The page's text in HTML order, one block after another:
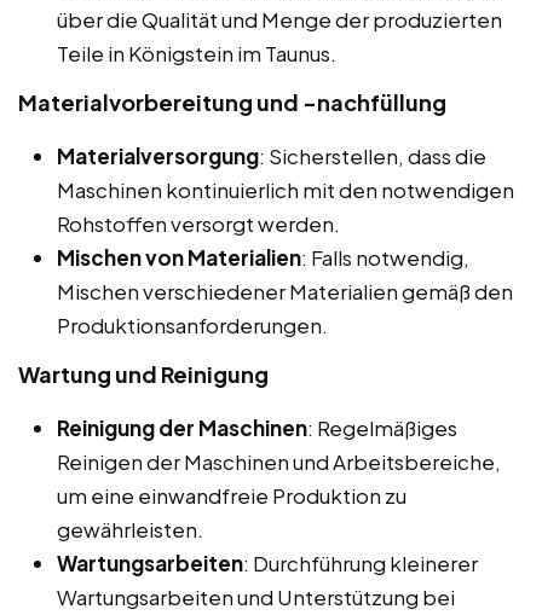
über die Qualität und Menge der produzierten
Teile in Königstein im Taunus.
Materialvorbereitung und -nachfüllung
Materialversorgung: Sicherstellen, dass die
Maschinen kontinuierlich mit den notwendigen
Rohstoffen versorgt werden.
Mischen von Materialien: Falls notwendig,
Mischen verschiedener Materialien gemäß den
Produktionsanforderungen.
Wartung und Reinigung
Reinigung der Maschinen: Regelmäßiges
Reinigen der Maschinen und Arbeitsbereiche,
um eine einwandfreie Produktion zu
gewährleisten.
Wartungsarbeiten: Durchführung kleinerer
Wartungsarbeiten und Unterstützung bei